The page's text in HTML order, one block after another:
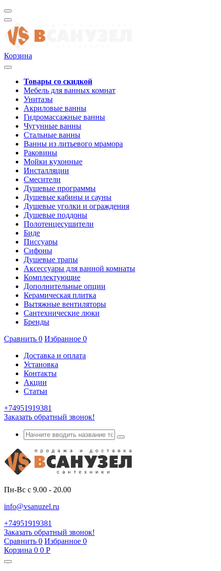
Корзина
Товары со скидкой
Мебель для ванных комнат
Унитазы
Акриловые ванны
Гидромассажные ванны
Чугунные ванны
Стальные ванны
Ванны из литьевого мрамора
Раковины
Мойки кухонные
Инсталляции
Смесители
Душевые программы
Душевые кабины и сауны
Душевые уголки и ограждения
Душевые поддоны
Полотенцесушители
Биде
Писсуары
Сифоны
Душевые трапы
Аксессуары для ванной комнаты
Комплектующие
Дополнительные опции
Керамическая плитка
Вытяжные вентиляторы
Сантехнические люки
Бренды
Сравнить 0 Избранное 0
Доставка и оплата
Установка
Контакты
Акции
Статьи
+74951919381
Заказать обратный звонок!
Пн-Вс с 9.00 - 20.00
info@vsanuzel.ru
+74951919381
Заказать обратный звонок!
Сравнить 0 Избранное 0
Корзина 0 0 Р